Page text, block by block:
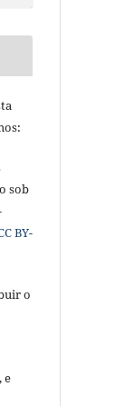
sob
BY-
o
e